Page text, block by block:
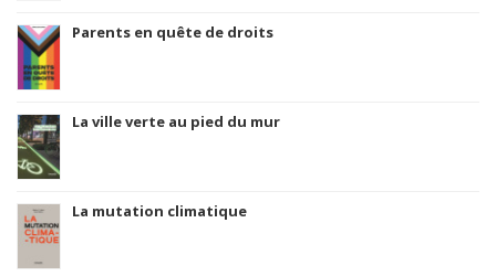
Parents en quête de droits
La ville verte au pied du mur
La mutation climatique